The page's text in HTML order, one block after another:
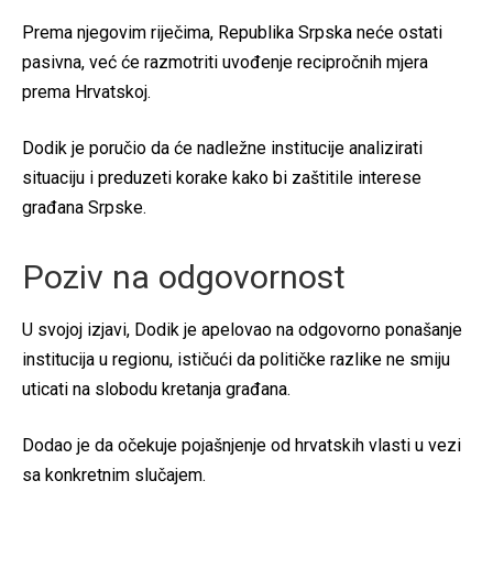
Prema njegovim riječima, Republika Srpska neće ostati
pasivna, već će razmotriti uvođenje recipročnih mjera
prema Hrvatskoj.
Dodik je poručio da će nadležne institucije analizirati
situaciju i preduzeti korake kako bi zaštitile interese
građana Srpske.
Poziv na odgovornost
U svojoj izjavi, Dodik je apelovao na odgovorno ponašanje
institucija u regionu, ističući da političke razlike ne smiju
uticati na slobodu kretanja građana.
Dodao je da očekuje pojašnjenje od hrvatskih vlasti u vezi
sa konkretnim slučajem.